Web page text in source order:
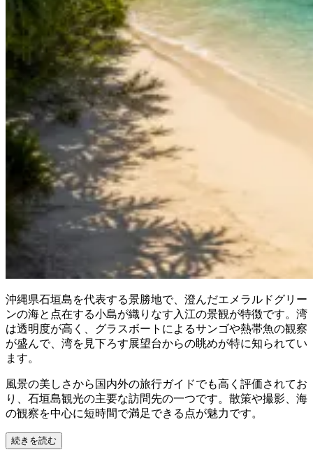
沖縄県石垣島を代表する景勝地で、澄んだエメラルドグリー
ンの海と点在する小島が織りなす入江の景観が特徴です。湾
は透明度が高く、グラスボートによるサンゴや熱帯魚の観察
が盛んで、湾を見下ろす展望台からの眺めが特に知られてい
ます。
風景の美しさから国内外の旅行ガイドでも高く評価されてお
り、石垣島観光の主要な訪問先の一つです。散策や撮影、海
の観察を中心に短時間で満足できる点が魅力です。
続きを読む